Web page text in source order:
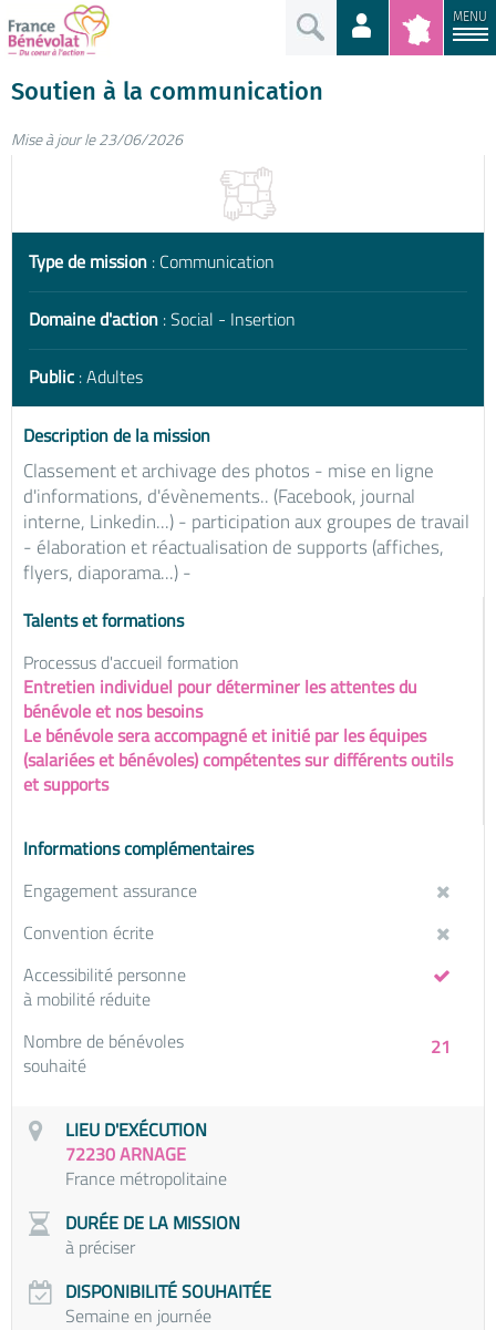
MENU
Soutien à la communication
Mise à jour le 23/06/2026
Type de mission : Communication
Domaine d'action : Social - Insertion
Public : Adultes
Description de la mission
Classement et archivage des photos - mise en ligne
d'informations, d'évènements.. (Facebook, journal
interne, Linkedin...) - participation aux groupes de travail
- élaboration et réactualisation de supports (affiches,
flyers, diaporama...) -
Talents et formations
Processus d'accueil formation
Entretien individuel pour déterminer les attentes du
bénévole et nos besoins
Le bénévole sera accompagné et initié par les équipes
(salariées et bénévoles) compétentes sur différents outils
et supports
Informations complémentaires
Engagement assurance
Convention écrite
Accessibilité personne
à mobilité réduite
21
Nombre de bénévoles
souhaité
LIEU D'EXÉCUTION
72230 ARNAGE
France métropolitaine
DURÉE DE LA MISSION
à préciser
DISPONIBILITÉ SOUHAITÉE
Semaine en journée